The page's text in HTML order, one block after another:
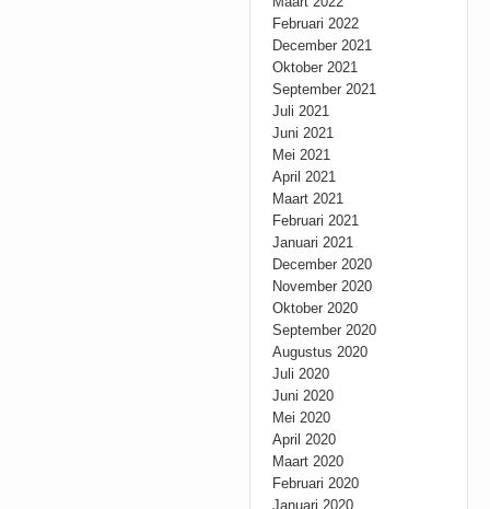
Februari 2022
December 2021
Oktober 2021
September 2021
Juli 2021
Juni 2021
Mei 2021
April 2021
Maart 2021
Februari 2021
Januari 2021
December 2020
November 2020
Oktober 2020
September 2020
Augustus 2020
Juli 2020
Juni 2020
Mei 2020
April 2020
Maart 2020
Februari 2020
Januari 2020